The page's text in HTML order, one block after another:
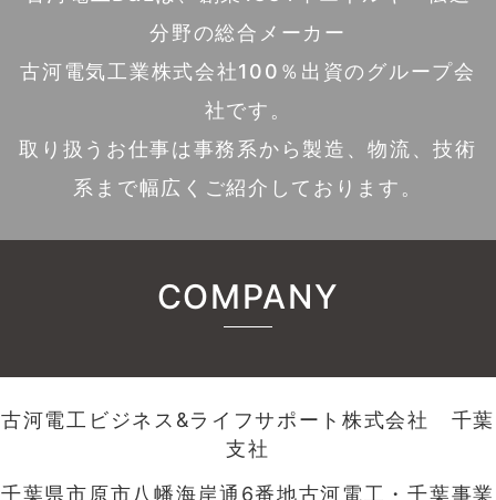
分野の総合メーカー
古河電気工業株式会社100％出資のグループ会
社です。
取り扱うお仕事は事務系から製造、物流、技術
系まで幅広くご紹介しております。
COMPANY
古河電工ビジネス&ライフサポート株式会社 千葉
支社
千葉県市原市八幡海岸通6番地古河電工・千葉事業